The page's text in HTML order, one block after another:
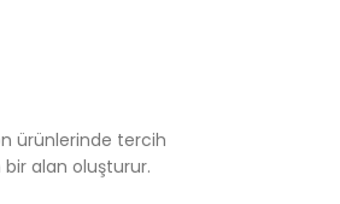
ürünlerinde tercih
bir alan oluşturur.